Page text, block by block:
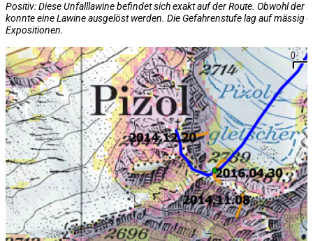
Positiv: Diese Unfalllawine befindet sich exakt auf der Route. Obwohl der
konnte eine Lawine ausgelöst werden. Die Gefahrenstufe lag aufmässig
Expositionen.